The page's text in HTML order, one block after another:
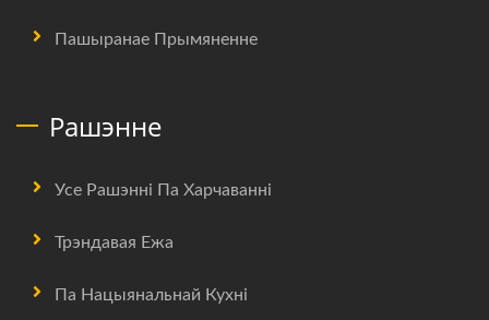
Пашыранае Прымяненне
Рашэнне
Усе Рашэнні Па Харчаванні
Трэндавая Ежа
Па Нацыянальнай Кухні